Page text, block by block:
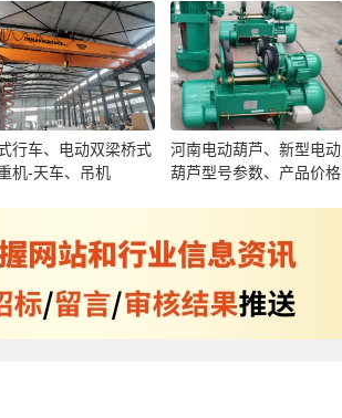
行车、电动双梁桥式
机-天车、吊机
河南电动葫芦、新型电动
葫芦型号参数、产品价格